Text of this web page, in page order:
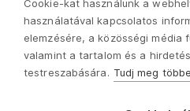
Cookie-kat használunk a
használatával kapcsolatos
elemzésére, a közösségi média
valamint a tartalom és a
testreszabására. Tudj meg